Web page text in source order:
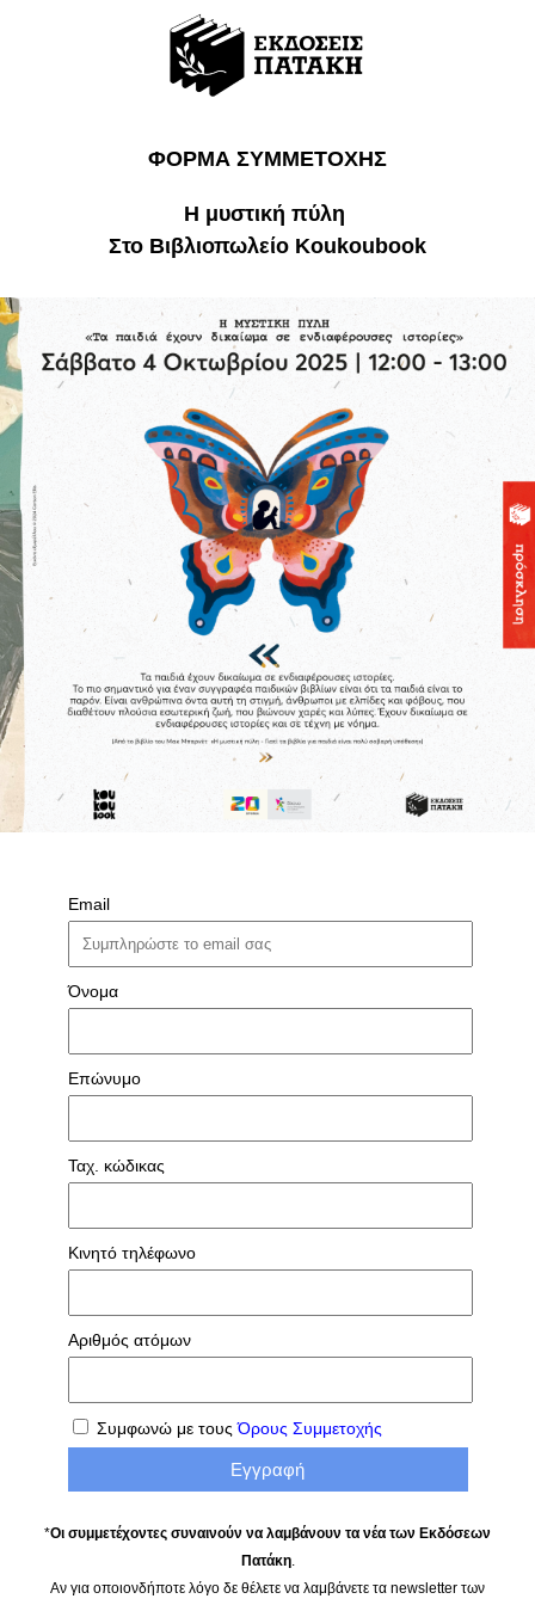
ΦΟΡΜΑ ΣΥΜΜΕΤΟΧΗΣ
Η μυστική πύλη
Στο Βιβλιοπωλείο Koukoubook
Email
Όνομα
Επώνυμο
Ταχ. κώδικας
Κινητό τηλέφωνο
Αριθμός ατόμων
Συμφωνώ με τουςΌρους Συμμετοχής
*Οι συμμετέχοντες συναινούν να λαμβάνουν τα νέα των Εκδόσεων
Πατάκη.
Αν για οποιονδήποτε λόγο δε θέλετε να λαμβάνετε τα newsletter των